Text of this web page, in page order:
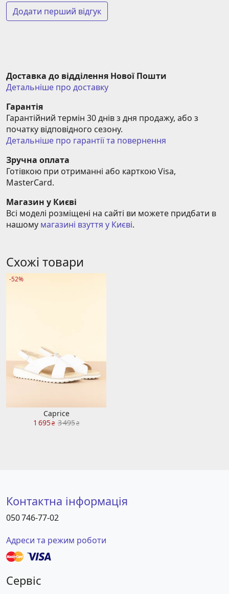
Додати перший відгук
Доставка до відділення Нової Пошти
Детальніше про доставку
Гарантія
Гарантійний термін 30 днів з дня продажу, або з
початку відповідного сезону.
Детальніше про гарантії та повернення
Зручна оплата
Готівкою при отриманні або карткою Visa,
MasterCard.
Магазин у Києві
Всі моделі розміщені на сайті ви можете придбати в
нашому магазині взуття у Києві.
Схожі товари
-52%
Caprice
1 695₴ 3 495₴
Контактна інформація
050 746-77-02
Адреси та режим роботи
Сервіс